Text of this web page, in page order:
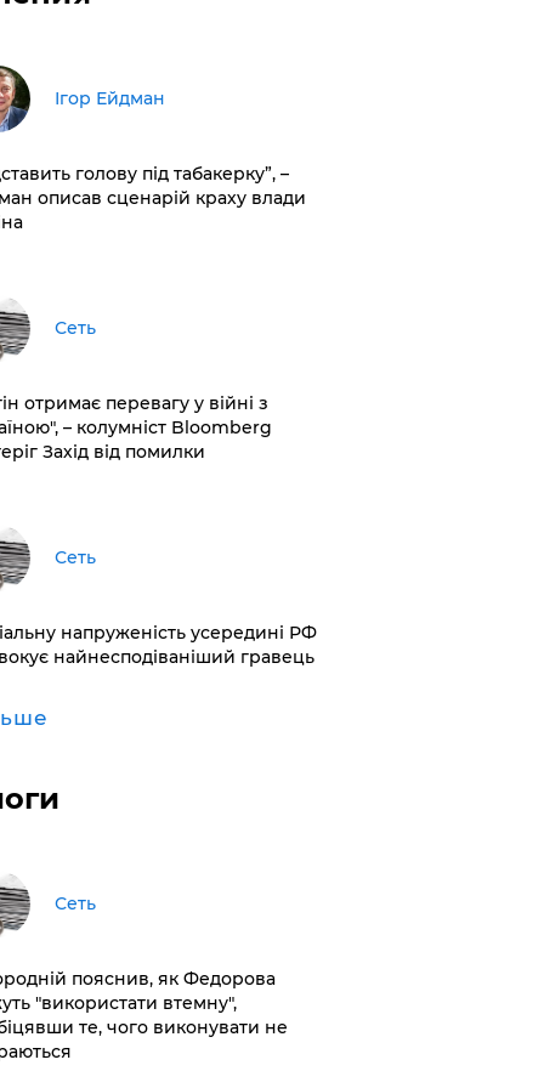
Ігор Ейдман
голову під табакерку”, –
описав сценарій краху влади
Сеть
отримає перевагу у війні з
– колумніст Bloomberg
Захід від помилки
Сеть
напруженість усередині РФ
найнесподіваніший гравець
Сеть
пояснив, як Федорова
"використати втемну",
те, чого виконувати не